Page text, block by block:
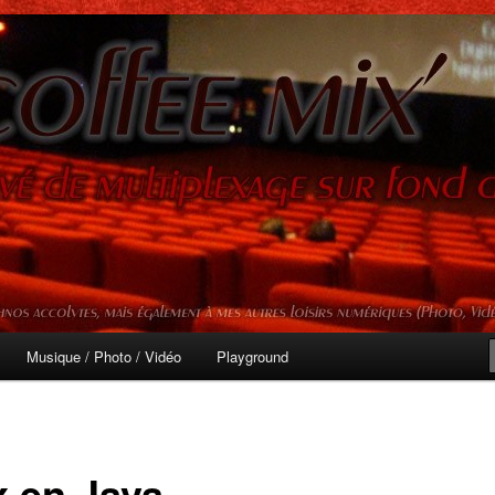
Musique / Photo / Vidéo
Playground